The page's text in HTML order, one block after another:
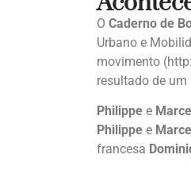
O Caderno de
Urbano e
movimento
resultado de
Philippe e
Philippe e Marcel
francesa